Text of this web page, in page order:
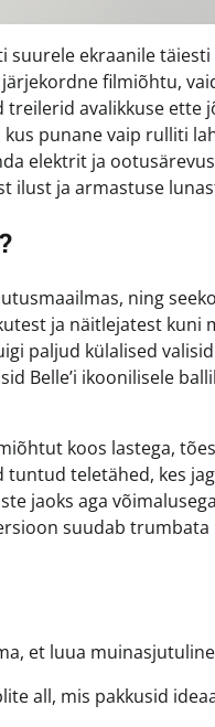
ekraanile täiesti
filmiõhtu,
avalikkuse ette
punane vaip rulliti
elektrit ja
ilust ja armastuse
ning
ja näitlejatest kuni
paljud külalised
Belle’i ikoonilisele
koos lastega,
tuntud teletähed, kes
jaoks aga
suudab trumbata
et luua
all, mis pakkusid